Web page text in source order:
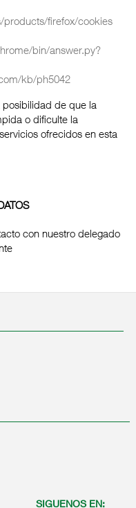
products/firefox/cookies
bin/answer.py?
kb/ph5042
posibilidad de que la
o dificulte la
ofrecidos en esta
con nuestro delegado
SIGUENOS EN: